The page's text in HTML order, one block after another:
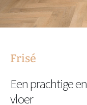
Frisé
Een prachtige en
vloer